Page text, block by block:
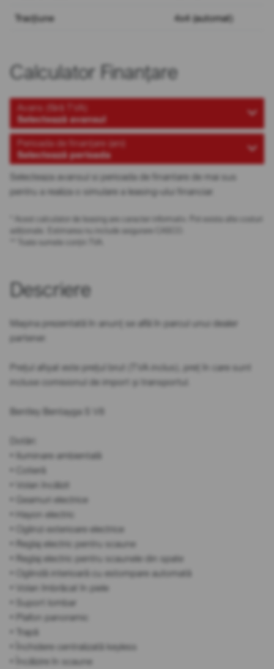
Tracțiune 4x4 (automat)
Calculator Finanțare
Avans (fără TVA)
Selectează avansul
Perioada de finanțare (ani)
Selectează perioada
Selecteaza avansul si perioada de finantare de mai sus
pentru a realiza o simulare a leasing-ului financiar.
* Acest calculator de leasing are caracter informativ. Pot exista alte costuri
adiționale. Estimarea nu include asigurare CASCO.
** Toate sumele conțin TVA.
Descriere
Mașina prezentată în anunț se află în parcul unui dealer
partener.
Prețul afișat este prețul brut (TVA inclus), preț în care sunt
incluse comisionul de import și transportul.
Bentley Bentayga S V8
Dotări:
• Iluminare ambientală
• Cotieră
• Volan încălzit
• Geamuri electrice
• Hayon electric
• Oglinzi exterioare electrice
• Reglaj electric pentru scaune
• Reglaj electric pentru scaunele din spate
• Oglindă interioară cu estompare automată
• Volan îmbrăcat în piele
• Suport lombar
• Plafon panoramic
• Trapă
• Închidere centralizată keyless
• Încălzire în scaune